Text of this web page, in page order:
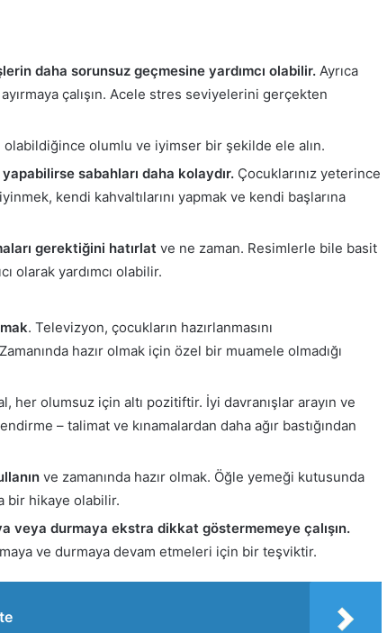
daha sorunsuz geçmesine yardımcı olabilir. Ayrıca
çalışın. Acele stres seviyelerini gerçekten
olabildiğince olumlu ve iyimser bir şekilde ele alın.
sabahları daha kolaydır. Çocuklarınız yeterince
kendi kahvaltılarını yapmak ve kendi başlarına
gerektiğini hatırlat ve ne zaman. Resimlerle bile basit
olarak yardımcı olabilir.
. Televizyon, çocukların hazırlanmasını
hazır olmak için özel bir muamele olmadığı
her olumsuz için altı pozitiftir. İyi davranışlar arayın ve
– talimat ve kınamalardan daha ağır bastığından
ve zamanında hazır olmak. Öğle yemeği kutusunda
bir hikaye olabilir.
veya durmaya ekstra dikkat göstermemeye çalışın.
ve durmaya devam etmeleri için bir teşviktir.